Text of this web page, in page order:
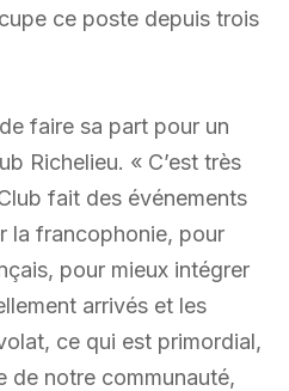
ce poste depuis trois
faire sa part pour un
Richelieu. « C’est très
fait des événements
la francophonie, pour
pour mieux intégrer
arrivés et les
ce qui est primordial,
de notre communauté,